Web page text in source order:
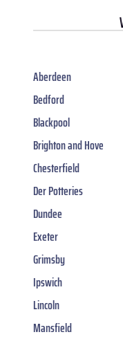
Aberdeen
Bedford
Blackpool
Brighton and Hove
Chesterfield
Der Potteries
Dundee
Exeter
Grimsby
Ipswich
Lincoln
Mansfield